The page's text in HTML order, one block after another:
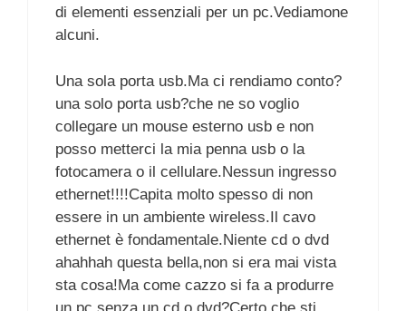
di elementi essenziali per un pc.Vediamone
alcuni.
Una sola porta usb.Ma ci rendiamo conto?
una solo porta usb?che ne so voglio
collegare un mouse esterno usb e non
posso metterci la mia penna usb o la
fotocamera o il cellulare.Nessun ingresso
ethernet!!!!Capita molto spesso di non
essere in un ambiente wireless.Il cavo
ethernet è fondamentale.Niente cd o dvd
ahahhah questa bella,non si era mai vista
sta cosa!Ma come cazzo si fa a produrre